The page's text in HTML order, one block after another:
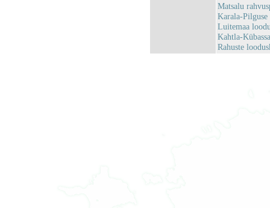
Matsalu
Karala-
Luitemaa
Kahtla-
Rahuste